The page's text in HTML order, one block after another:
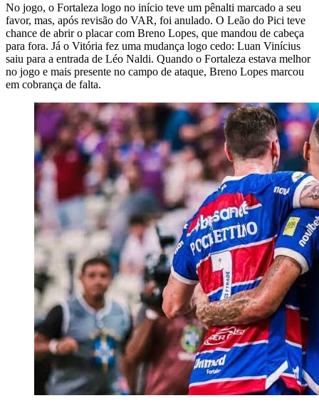
No jogo, o Fortaleza logo no início teve um pênalti marcado a seu
favor, mas, após revisão do VAR, foi anulado. O Leão do Pici teve
chance de abrir o placar com Breno Lopes, que mandou de cabeça
para fora. Já o Vitória fez uma mudança logo cedo: Luan Vinícius
saiu para a entrada de Léo Naldi. Quando o Fortaleza estava melhor
no jogo e mais presente no campo de ataque, Breno Lopes marcou
em cobrança de falta.